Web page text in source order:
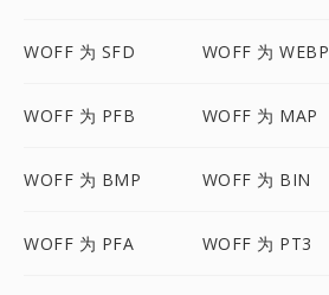
WOFF 为 SFD WOFF 为 WEBP
WOFF 为 PFB WOFF 为 MAP
WOFF 为 BMP WOFF 为 BIN
WOFF 为 PFA WOFF 为 PT3